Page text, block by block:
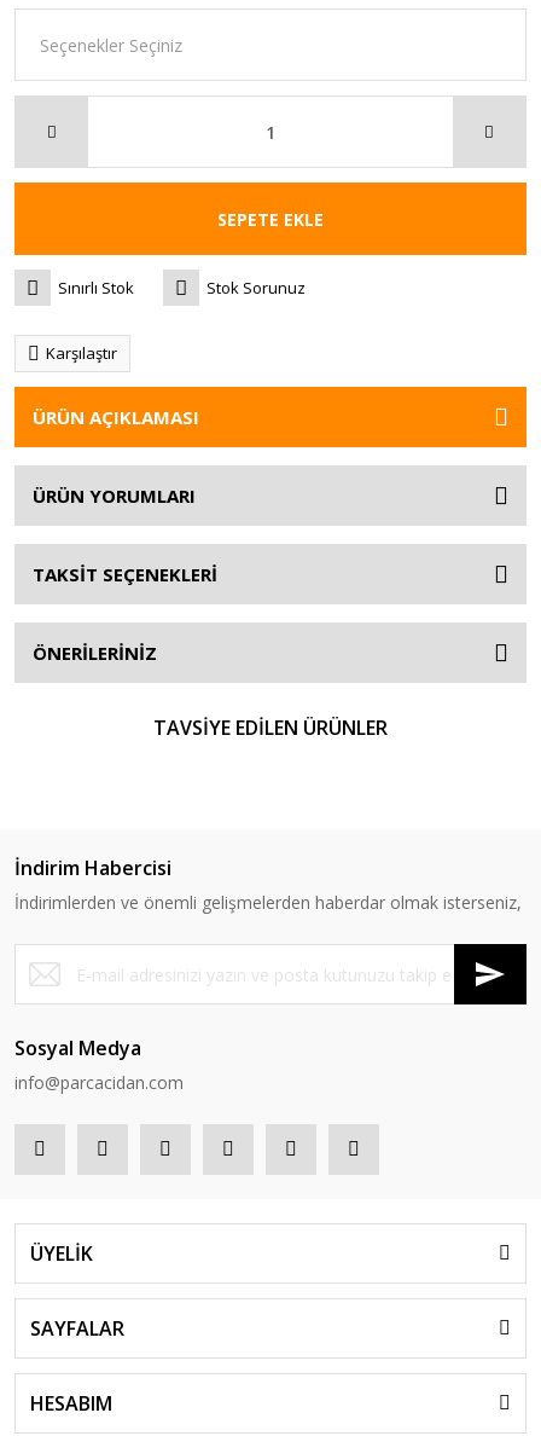
SEPETE EKLE
Sınırlı Stok Stok Sorunuz
Karşılaştır
ÜRÜN AÇIKLAMASI
ÜRÜN YORUMLARI
TAKSİT SEÇENEKLERİ
ÖNERİLERİNİZ
TAVSİYE EDİLEN ÜRÜNLER
Valeo
147,00 TL
İndirim Habercisi
İndirimlerden ve önemli gelişmelerden haberdar olmak isterseniz,
Sosyal Medya
info@parcacidan.com
ÜYELİK
SAYFALAR
HESABIM